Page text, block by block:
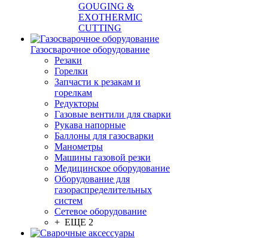
GOUGING &
EXOTHERMIC
CUTTING
Газосварочное оборудование
Резаки
Горелки
Запчасти к резакам и
горелкам
Редукторы
Газовые вентили для сварки
Рукава напорные
Баллоны для газосварки
Манометры
Машины газовой резки
Медицинское оборудование
Оборудование для
газораспределительных
систем
Сетевое оборудование
+ ЕЩЕ 2